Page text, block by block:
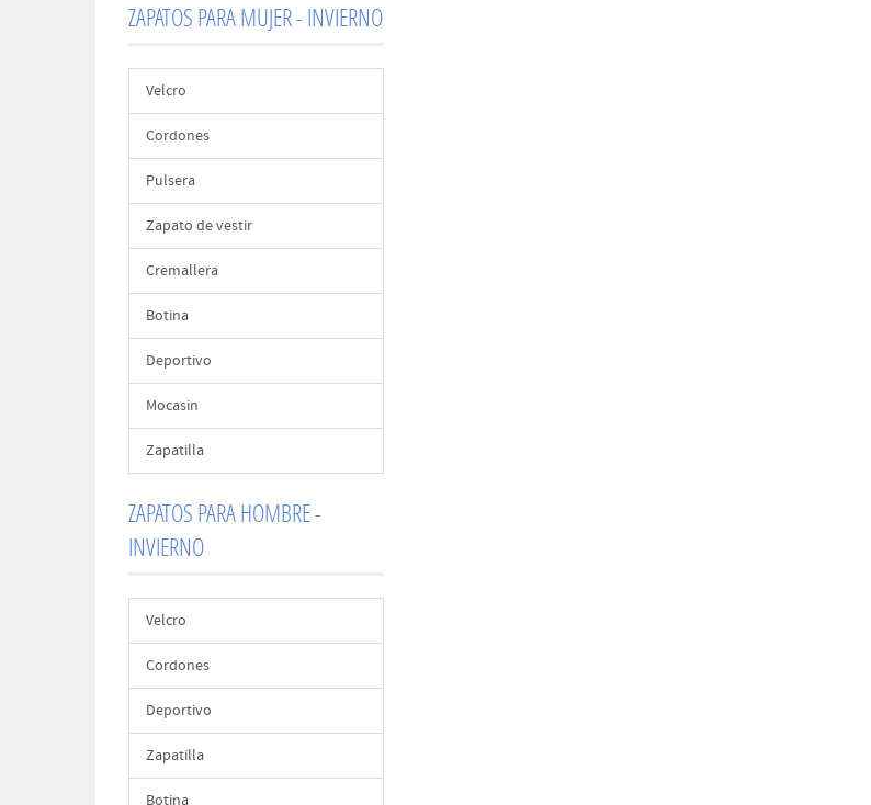
ZAPATOS PARA MUJER - INVIERNO
Velcro
Cordones
Pulsera
Zapato de vestir
Cremallera
Botina
Deportivo
Mocasin
Zapatilla
ZAPATOS PARA HOMBRE -
INVIERNO
Velcro
Cordones
Deportivo
Zapatilla
Botina